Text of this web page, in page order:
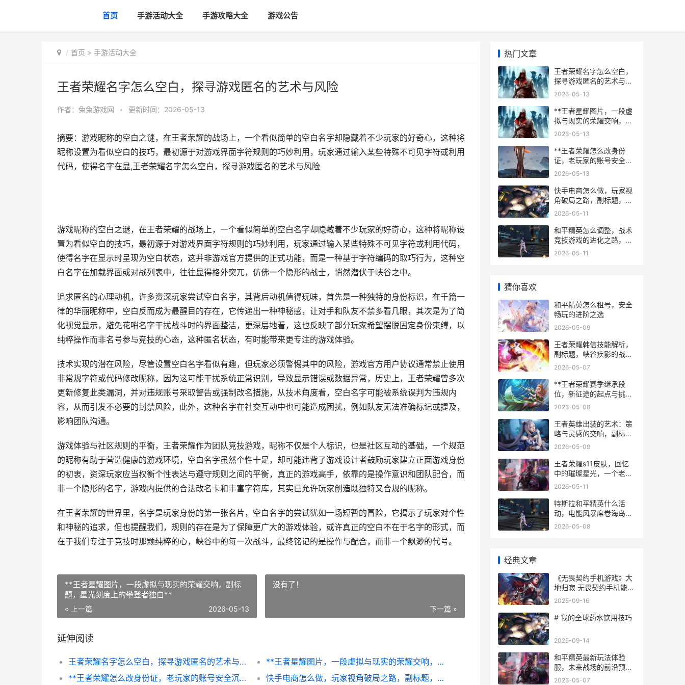
首页 手游活动大全 手游攻略大全 游戏公告
首页 > 手游活动大全
王者荣耀名字怎么空白，探寻游戏匿名的艺术与风险
作者： 兔兔游戏网 • 更新时间：2026-05-13
摘要：游戏昵称的空白之谜，在王者荣耀的战场上，一个看似简单的空白名字却隐藏着不少玩家的好奇心，这种将
昵称设置为看似空白的技巧，最初源于对游戏界面字符规则的巧妙利用，玩家通过输入某些特殊不可见字符或利用
代码，使得名字在显,王者荣耀名字怎么空白，探寻游戏匿名的艺术与风险
游戏昵称的空白之谜，在王者荣耀的战场上，一个看似简单的空白名字却隐藏着不少玩家的好奇心，这种将昵称设
置为看似空白的技巧，最初源于对游戏界面字符规则的巧妙利用，玩家通过输入某些特殊不可见字符或利用代码，
使得名字在显示时呈现为空白状态，这并非游戏官方提供的正式功能，而是一种基于字符编码的取巧行为，这种空
白名字在加载界面或对战列表中，往往显得格外突兀，仿佛一个隐形的战士，悄然潜伏于峡谷之中。
追求匿名的心理动机，许多资深玩家尝试空白名字，其背后动机值得玩味，首先是一种独特的身份标识，在千篇一
律的华丽昵称中，空白反而成为最醒目的存在，它传递出一种神秘感，让对手和队友不禁多看几眼，其次是为了简
化视觉显示，避免花哨名字干扰战斗时的界面整洁，更深层地看，这也反映了部分玩家希望摆脱固定身份束缚，以
纯粹操作而非名号参与竞技的心态，这种匿名状态，有时能带来更专注的游戏体验。
技术实现的潜在风险，尽管设置空白名字看似有趣，但玩家必须警惕其中的风险，游戏官方用户协议通常禁止使用
非常规字符或代码修改昵称，因为这可能干扰系统正常识别，导致显示错误或数据异常，历史上，王者荣耀曾多次
更新修复此类漏洞，并对违规账号采取警告或强制改名措施，从技术角度看，空白名字可能被系统误判为违规内
容，从而引发不必要的封禁风险，此外，这种名字在社交互动中也可能造成困扰，例如队友无法准确标记或提及，
影响团队沟通。
游戏体验与社区规则的平衡，王者荣耀作为团队竞技游戏，昵称不仅是个人标识，也是社区互动的基础，一个规范
的昵称有助于营造健康的游戏环境，空白名字虽然个性十足，却可能违背了游戏设计者鼓励玩家建立正面游戏身份
的初衷，资深玩家应当权衡个性表达与遵守规则之间的平衡，真正的游戏高手，依靠的是操作意识和团队配合，而
非一个隐形的名字，游戏内提供的合法改名卡和丰富字符库，其实已允许玩家创造既独特又合规的昵称。
在王者荣耀的世界里，名字是玩家身份的第一张名片，空白名字的尝试犹如一场短暂的冒险，它揭示了玩家对个性
和神秘的追求，但也提醒我们，规则的存在是为了保障更广大的游戏体验，或许真正的空白不在于名字的形式，而
在于我们专注于竞技时那颗纯粹的心，峡谷中的每一次战斗，最终铭记的是操作与配合，而非一个飘渺的代号。
**王者星耀图片，一段虚拟与现实的荣耀交响，副标
题，星光刻度上的攀登者独白**
« 上一篇 2026-05-13
没有了！
下一篇 »
延伸阅读
王者荣耀名字怎么空白，探寻游戏匿名的艺术与风险
**王者星耀图片，一段虚拟与现实的荣耀交响，副标题，星光刻度上的攀登者独白**
**王者荣耀怎么改身份证，老玩家的账号安全沉思录，副标题，虚拟身份与现实权益的交织困境**
快手电商怎么做，玩家视角破局之路，副标题，从虚拟战场到真实货架的思维跃迁
热门文章
王者荣耀名字怎么空白，
探寻游戏匿名的艺术与风
险
2026-05-13
**王者星耀图片，一段虚
拟与现实的荣耀交响，副
标题，星光刻度上的攀登
2026-05-13
**王者荣耀怎么改身份
证，老玩家的账号安全沉
思录，副标题，虚拟身份
2026-05-13
快手电商怎么做，玩家视
角破局之路，副标题，从
虚拟战场到真实货架的思
2026-05-11
和平精英怎么调整，战术
竞技游戏的进化之路，副
标题，关于平衡性创新与
2026-05-11
猜你喜欢
和平精英怎么租号，安全
畅玩的进阶之选
2026-05-09
王者荣耀韩信技能解析，
副标题，峡谷疾影的战术
艺术
2026-05-07
**王者荣耀赛季继承段
位，新征途的起点与挑战
**
2026-05-08
王者英雄出装的艺术：策
略与灵感的交响，副标
题：装备选择如何决定战
2026-05-09
王者荣耀s11皮肤，回忆
中的璀璨星光，一个老玩
家的皮肤美学沉思
2026-05-11
特斯拉和平精英什么活
动，电能风暴席卷海岛战
场副标题
2026-05-08
经典文章
《无畏契约手机游戏》大
地归寂 无畏契约手机能玩
吗
2025-09-16
# 我的全球药水饮用技巧
2025-09-14
和平精英最新玩法体验
服，未来战场的前沿预
览，战术竞技的革新序章
2026-05-07